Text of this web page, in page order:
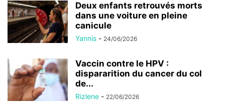
Deux enfants retrouvés morts
dans une voiture en pleine
canicule
Yannis - 24/06/2026
Vaccin contre le HPV :
dispararition du cancer du col
de...
Rizlene - 22/06/2026